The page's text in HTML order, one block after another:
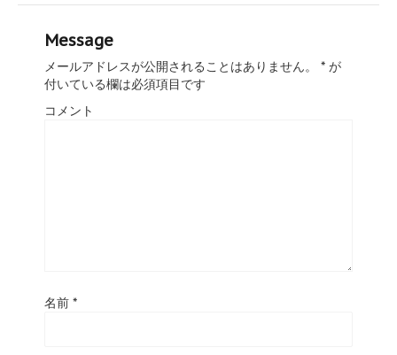
Message
メールアドレスが公開されることはありません。 * が
付いている欄は必須項目です
コメント
名前 *